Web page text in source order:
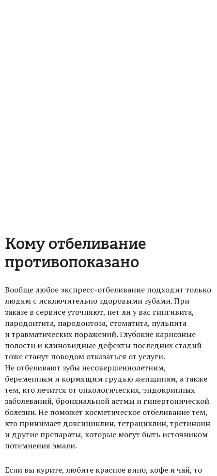
Кому отбеливание
противопоказано
Вообще любое экспресс-отбеливание подходит только
людям с исключительно здоровыми зубами. При
заказе в сервисе уточняют, нет ли у вас гингивита,
пародонтита, пародонтоза, стоматита, пульпита
и травматических поражений. Глубокие кариозные
полости и клиновидные дефекты последних стадий
тоже станут поводом отказаться от услуги.
Не отбеливают зубы несовершеннолетним,
беременным и кормящим грудью женщинам, а также
тем, кто лечится от онкологических, эндокринных
заболеваний, бронхиальной астмы и гипертонической
болезни. Не поможет косметическое отбеливание тем,
кто принимает доксициклин, тетрациклин, третиноин
и другие препараты, которые могут быть источником
потемнения эмали.
Если вы курите, любите красное вино, кофе и чай, то